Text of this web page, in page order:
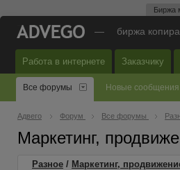
Биржа
— биржа
Работа в интернете Заказчику
Все форумы Новые сообщения
Адвего Форум Все форумы
Маркетинг,
Разное / Маркетинг,